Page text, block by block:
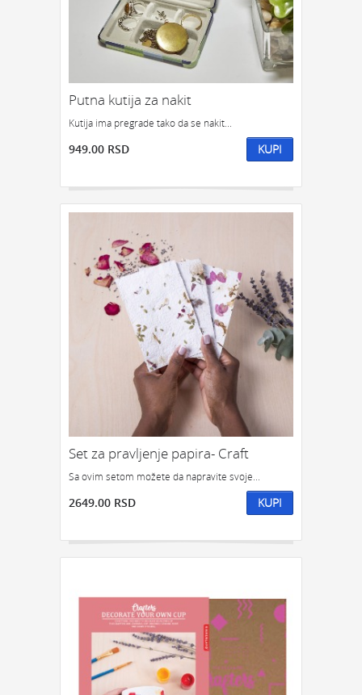
Putna kutija za nakit
Kutija ima pregrade tako da se nakit...
949.00 RSD KUPI
Set za pravljenje papira- Craft
Sa ovim setom možete da napravite svoje...
2649.00 RSD KUPI